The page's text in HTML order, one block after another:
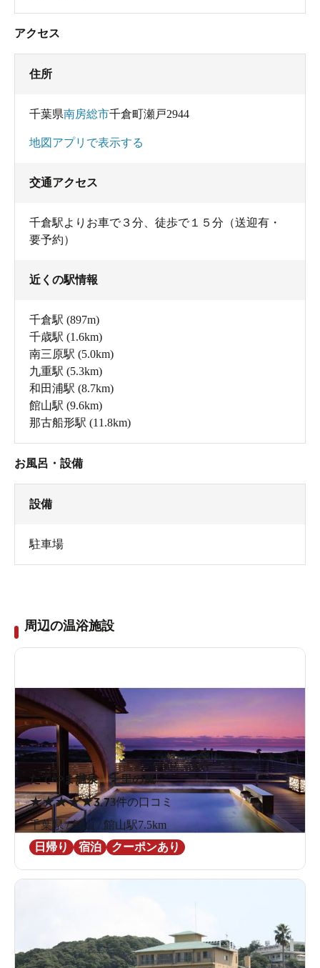
アクセス
住所
千葉県南房総市千倉町瀬戸2944
地図アプリで表示する
交通アクセス
千倉駅よりお車で３分、徒歩で１５分（送迎有・
要予約）
近くの駅情報
千倉駅 (897m)
千歳駅 (1.6km)
南三原駅 (5.0km)
九重駅 (5.3km)
和田浦駅 (8.7km)
館山駅 (9.6km)
那古船形駅 (11.8km)
お風呂・設備
設備
駐車場
周辺の温浴施設
たてやま温泉 千里の風
★★★★★3.73件の口コミ
千葉県 / 館山 / 館山駅7.5km
日帰り
宿泊 クーポンあり